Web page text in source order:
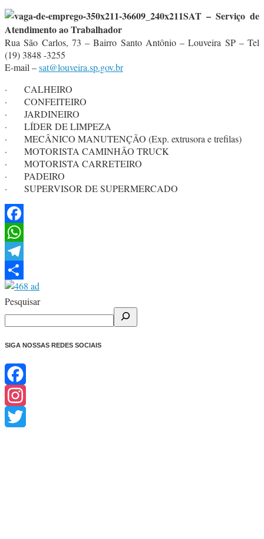
SAT – Serviço de
Atendimento ao Trabalhador
Rua São Carlos, 73 – Bairro Santo Antônio – Louveira SP – Tel
(19) 3848 -3255
E-mail –sat@louveira.sp.gov.br
· CALHEIRO
· CONFEITEIRO
· JARDINEIRO
· LÍDER DE LIMPEZA
· MECÂNICO MANUTENÇÃO (Exp. extrusora e trefilas)
· MOTORISTA CAMINHÃO TRUCK
· MOTORISTA CARRETEIRO
· PADEIRO
· SUPERVISOR DE SUPERMERCADO
Facebook
WhatsApp
Telegram
Share
Pesquisar
SIGA NOSSAS REDES SOCIAIS
Facebook
Instagram